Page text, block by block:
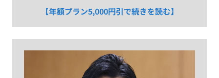
【年額プラン5,000円引で続きを読む】